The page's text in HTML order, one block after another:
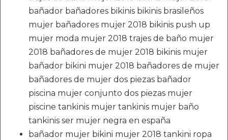
bañador bañadores bikinis bikinis brasileños
mujer bañadores mujer 2018 bikinis push up
mujer moda mujer 2018 trajes de baño mujer
2018 bañadores de mujer 2018 bikinis mujer
bañador bikini mujer 2018 bañadores de mujer
bañadores de mujer dos piezas bañador
piscina mujer conjunto dos piezas mujer
piscine tankinis mujer tankinis mujer baño
tankinis ser mujer negra en españa
bañador mujer bikini mujer 2018 tankini ropa